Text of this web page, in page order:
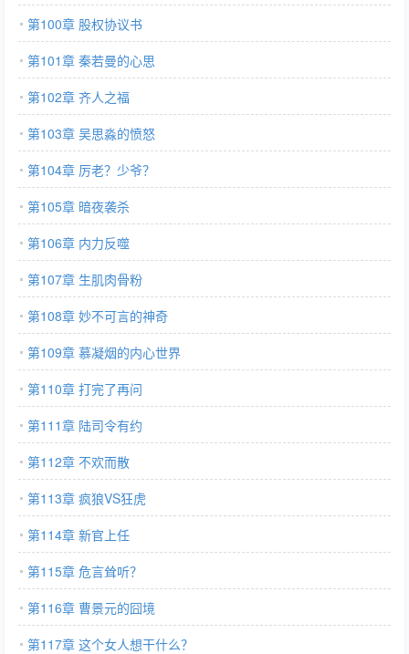
第100章 股权协议书
第101章 秦若曼的心思
第102章 齐人之福
第103章 吴思淼的愤怒
第104章 厉老？少爷？
第105章 暗夜袭杀
第106章 内力反噬
第107章 生肌肉骨粉
第108章 妙不可言的神奇
第109章 慕凝烟的内心世界
第110章 打完了再问
第111章 陆司令有约
第112章 不欢而散
第113章 疯狼VS狂虎
第114章 新官上任
第115章 危言耸听？
第116章 曹景元的囧境
第117章 这个女人想干什么？